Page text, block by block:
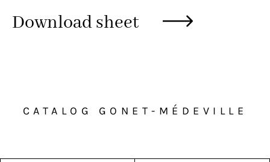
Download sheet
CATALOG GONET-MÉDEVILLE